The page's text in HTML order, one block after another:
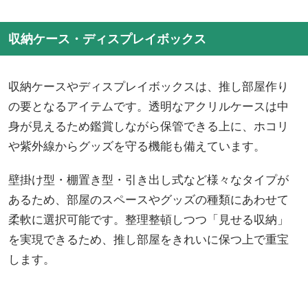
収納ケース・ディスプレイボックス
収納ケースやディスプレイボックスは、推し部屋作り
の要となるアイテムです。透明なアクリルケースは中
身が見えるため鑑賞しながら保管できる上に、ホコリ
や紫外線からグッズを守る機能も備えています。
壁掛け型・棚置き型・引き出し式など様々なタイプが
あるため、部屋のスペースやグッズの種類にあわせて
柔軟に選択可能です。整理整頓しつつ「見せる収納」
を実現できるため、推し部屋をきれいに保つ上で重宝
します。